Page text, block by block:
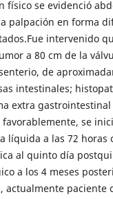
físico se evidenció
palpación en forma
intervenido
a 80 cm de la
de
intestinales;
extra gastrointestinal
se
líquida a las 72 horas
al quinto día
a los 4 meses
actualmente paciente